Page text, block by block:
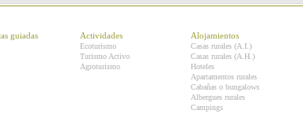
guiadas Actividades
Ecoturismo
Turismo Activo
Agroturismo
Alojamientos
Casas rurales (A.I.)
Casas rurales (A.H.)
Hoteles
Apartamentos rurales
Cabañas o bungalows
Albergues rurales
Campings